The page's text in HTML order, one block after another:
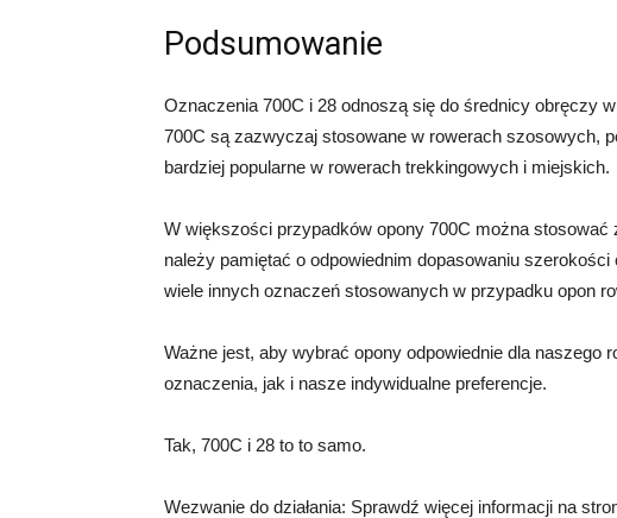
Podsumowanie
Oznaczenia 700C i 28 odnoszą się do średnicy obręczy
700C są zazwyczaj stosowane w rowerach szosowych,
bardziej popularne w rowerach trekkingowych i miejskich.
W większości przypadków opony 700C można
należy pamiętać o odpowiednim dopasowaniu
wiele innych oznaczeń stosowanych w przypadku opon
Ważne jest, aby wybrać opony odpowiednie dla naszego
oznaczenia, jak i nasze indywidualne preferencje.
Tak, 700C i 28 to to samo.
Wezwanie do działania: Sprawdź więcej informacji na